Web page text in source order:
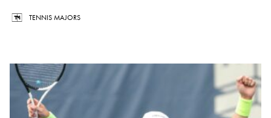
TENNIS MAJORS